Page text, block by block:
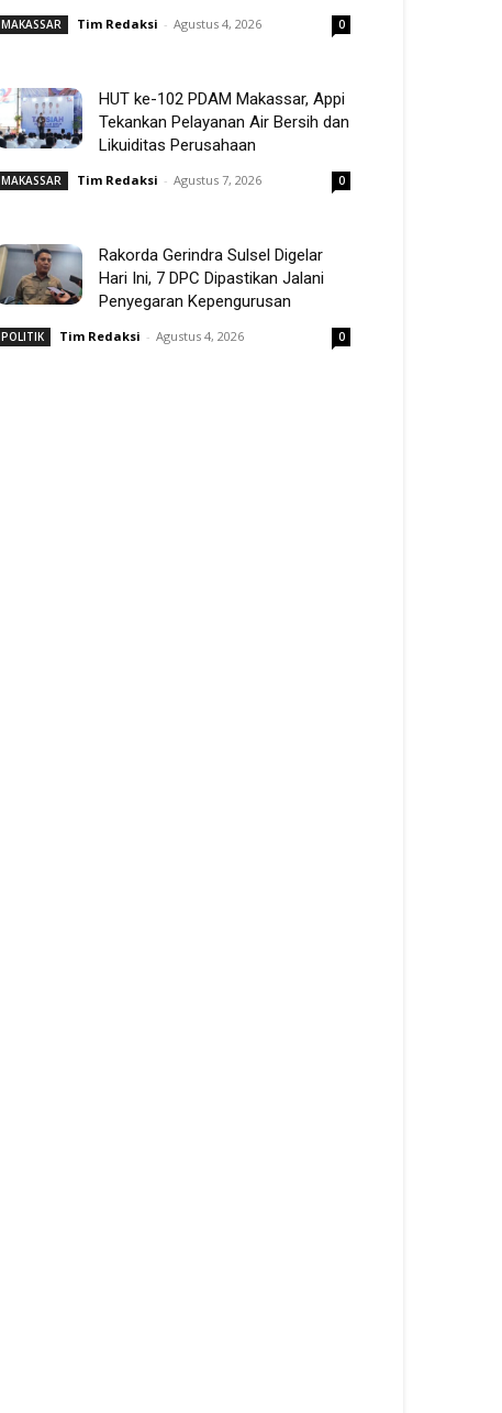
MAKASSAR Tim Redaksi - Agustus 4, 2026 0
HUT ke-102 PDAM Makassar, Appi
Tekankan Pelayanan Air Bersih dan
Likuiditas Perusahaan
MAKASSAR Tim Redaksi - Agustus 7, 2026 0
Rakorda Gerindra Sulsel Digelar
Hari Ini, 7 DPC Dipastikan Jalani
Penyegaran Kepengurusan
POLITIK Tim Redaksi - Agustus 4, 2026 0